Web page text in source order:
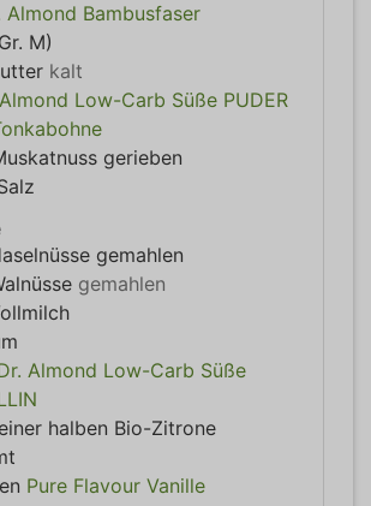
Almond Bambusfaser
M)
kalt
Low-Carb Süße PUDER
gerieben
gemahlen
gemahlen
Almond Low-Carb Süße
halben Bio-Zitrone
Pure Flavour Vanille